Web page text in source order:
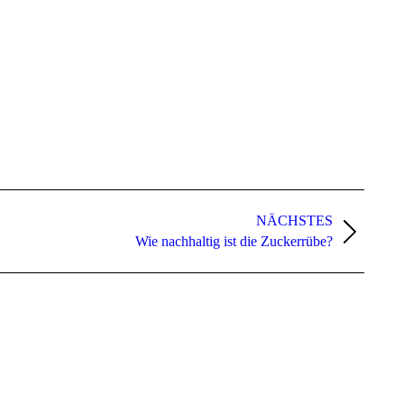
NÄCHSTES
Wie nachhaltig ist die Zuckerrübe?